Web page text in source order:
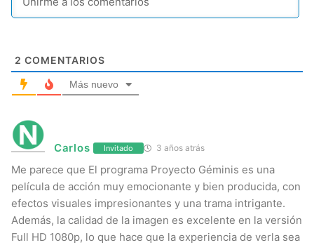
2 COMENTARIOS
Más nuevo
Carlos Invitado 3 años atrás
Me parece que El programa Proyecto Géminis es una
película de acción muy emocionante y bien producida, con
efectos visuales impresionantes y una trama intrigante.
Además, la calidad de la imagen es excelente en la versión
Full HD 1080p, lo que hace que la experiencia de verla sea